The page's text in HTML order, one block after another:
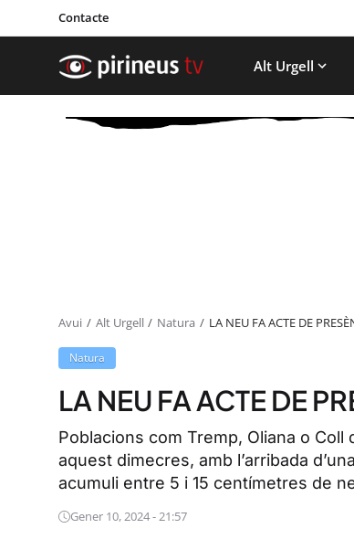
Contacte
Alt Urgell
Avui Alt Urgell Natura LA NEU FA ACTE DE
Natura
LA NEU FA ACTE DE
Poblacions com Tremp, Oliana o
aquest dimecres, amb l’arribada
acumuli entre 5 i 15 centímetres de
Gener 10, 2024 - 21:57